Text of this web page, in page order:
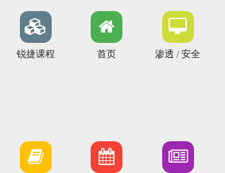
锐捷课程 首页 渗透 / 安全